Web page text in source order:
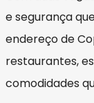
e segurança
endereço de
restaurantes,
comodidades